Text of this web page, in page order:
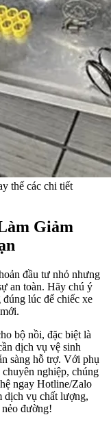
thế các chi tiết
Giảm
đầu tư nhỏ nhưng
an toàn. Hãy chú ý
lúc để chiếc xe
bộ nồi, đặc biệt là
dịch vụ vệ sinh
sàng hỗ trợ. Với phụ
nghiệp, chúng
ngay Hotline/Zalo
dịch vụ chất lượng,
đường!